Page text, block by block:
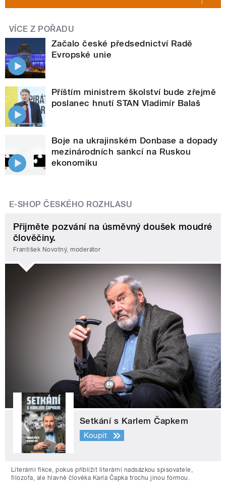
VÍCE Z POŘADU
Začalo české předsednictví Radě
Evropské unie
Příštím ministrem školství bude zřejmě
poslanec hnutí STAN Vladimír Balaš
Boje na ukrajinském Donbase a dopady
mezinárodních sankcí na Ruskou
ekonomiku
E-SHOP ČESKÉHO ROZHLASU
Přijměte pozvání na úsměvný doušek moudré
člověčiny.
František Novotný, moderátor
Setkání s Karlem Čapkem
Koupit
Literární fikce, pokus přiblížit literární nadsázkou spisovatele,
filozofa, ale hlavně člověka Karla Čapka trochu jinou formou.